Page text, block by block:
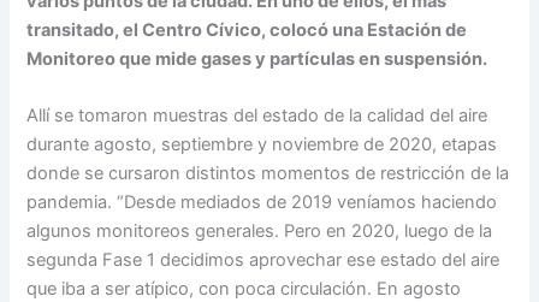
transitado, el Centro Cívico, colocó una Estación de
Monitoreo que mide gases y partículas en suspensión.
Allí se tomaron muestras del estado de la calidad del aire
durante agosto, septiembre y noviembre de 2020, etapas
donde se cursaron distintos momentos de restricción de la
pandemia. “Desde mediados de 2019 veníamos haciendo
algunos monitoreos generales. Pero en 2020, luego de la
segunda Fase 1 decidimos aprovechar ese estado del aire
que iba a ser atípico, con poca circulación. En agosto